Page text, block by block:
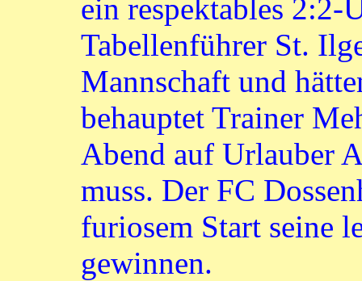
ein respektables 2:2-
Tabellenführer St.
Mannschaft und
behauptet Trainer
Abend auf Urlauber
muss. Der FC
furiosem Start seine
gewinnen.